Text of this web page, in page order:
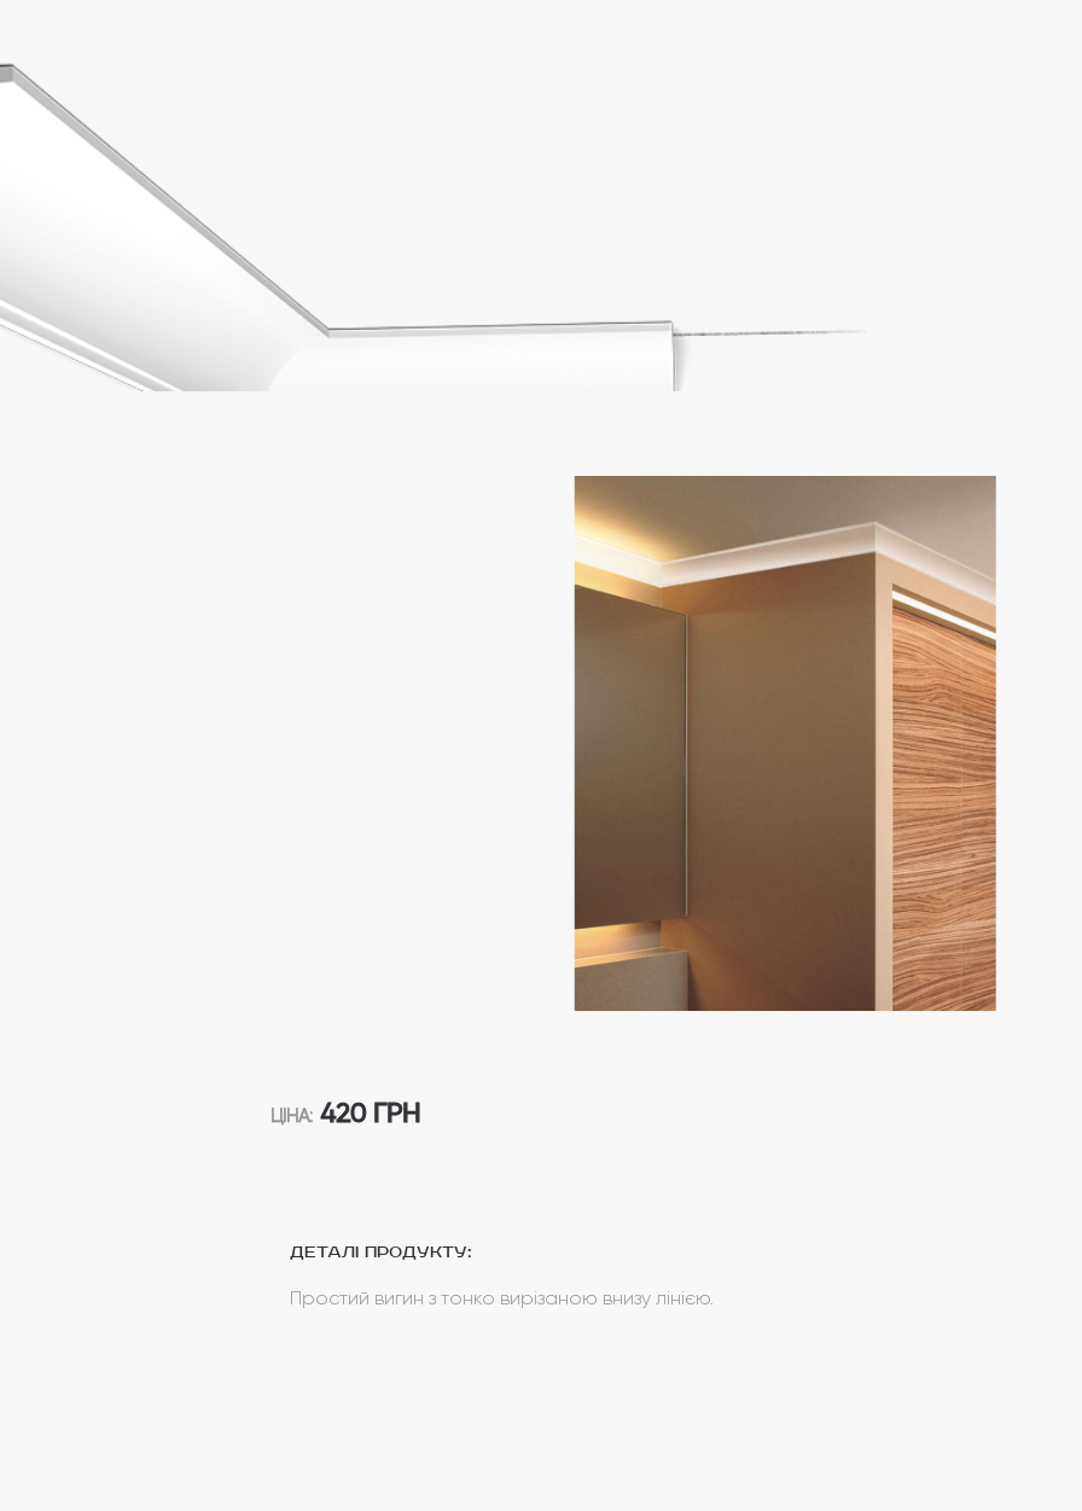
ЦІНА: 420 ГРН
Деталі продукту:
Простий вигин з тонко вирізаною внизу лінією.